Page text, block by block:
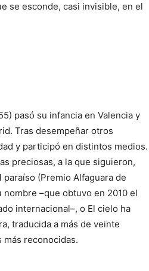
se esconde, casi invisible, en el
pasó su infancia en Valencia y
Tras desempeñar otros
y participó en distintos medios.
preciosas, a la que siguieron,
(Premio Alfaguara de
–que obtuvo en 2010 el
internacional–, o El cielo ha
traducida a más de veinte
más reconocidas.